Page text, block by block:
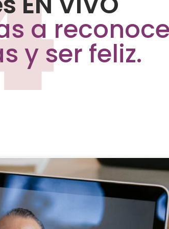
a
y ser feliz.